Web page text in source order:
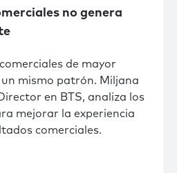
no genera
de mayor
mismo patrón. Miljana
en BTS, analiza los
mejorar la experiencia
comerciales.